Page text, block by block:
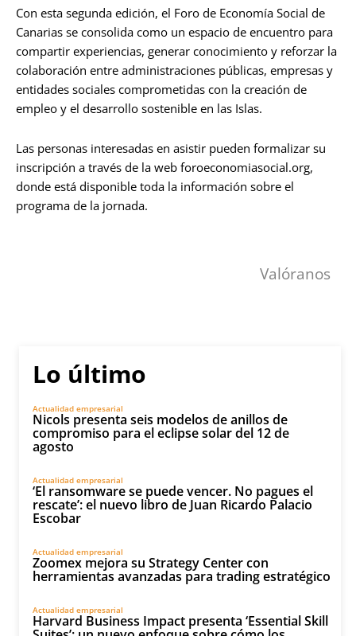
Con esta segunda edición, el Foro de Economía Social de
Canarias se consolida como un espacio de encuentro para
compartir experiencias, generar conocimiento y reforzar la
colaboración entre administraciones públicas, empresas y
entidades sociales comprometidas con la creación de
empleo y el desarrollo sostenible en las Islas.
Las personas interesadas en asistir pueden formalizar su
inscripción a través de la web foroeconomiasocial.org,
donde está disponible toda la información sobre el
programa de la jornada.
Valóranos
Lo último
Actualidad empresarial
Nicols presenta seis modelos de anillos de
compromiso para el eclipse solar del 12 de
agosto
Actualidad empresarial
‘El ransomware se puede vencer. No pagues el
rescate’: el nuevo libro de Juan Ricardo Palacio
Escobar
Actualidad empresarial
Zoomex mejora su Strategy Center con
herramientas avanzadas para trading estratégico
Actualidad empresarial
Harvard Business Impact presenta ‘Essential Skill